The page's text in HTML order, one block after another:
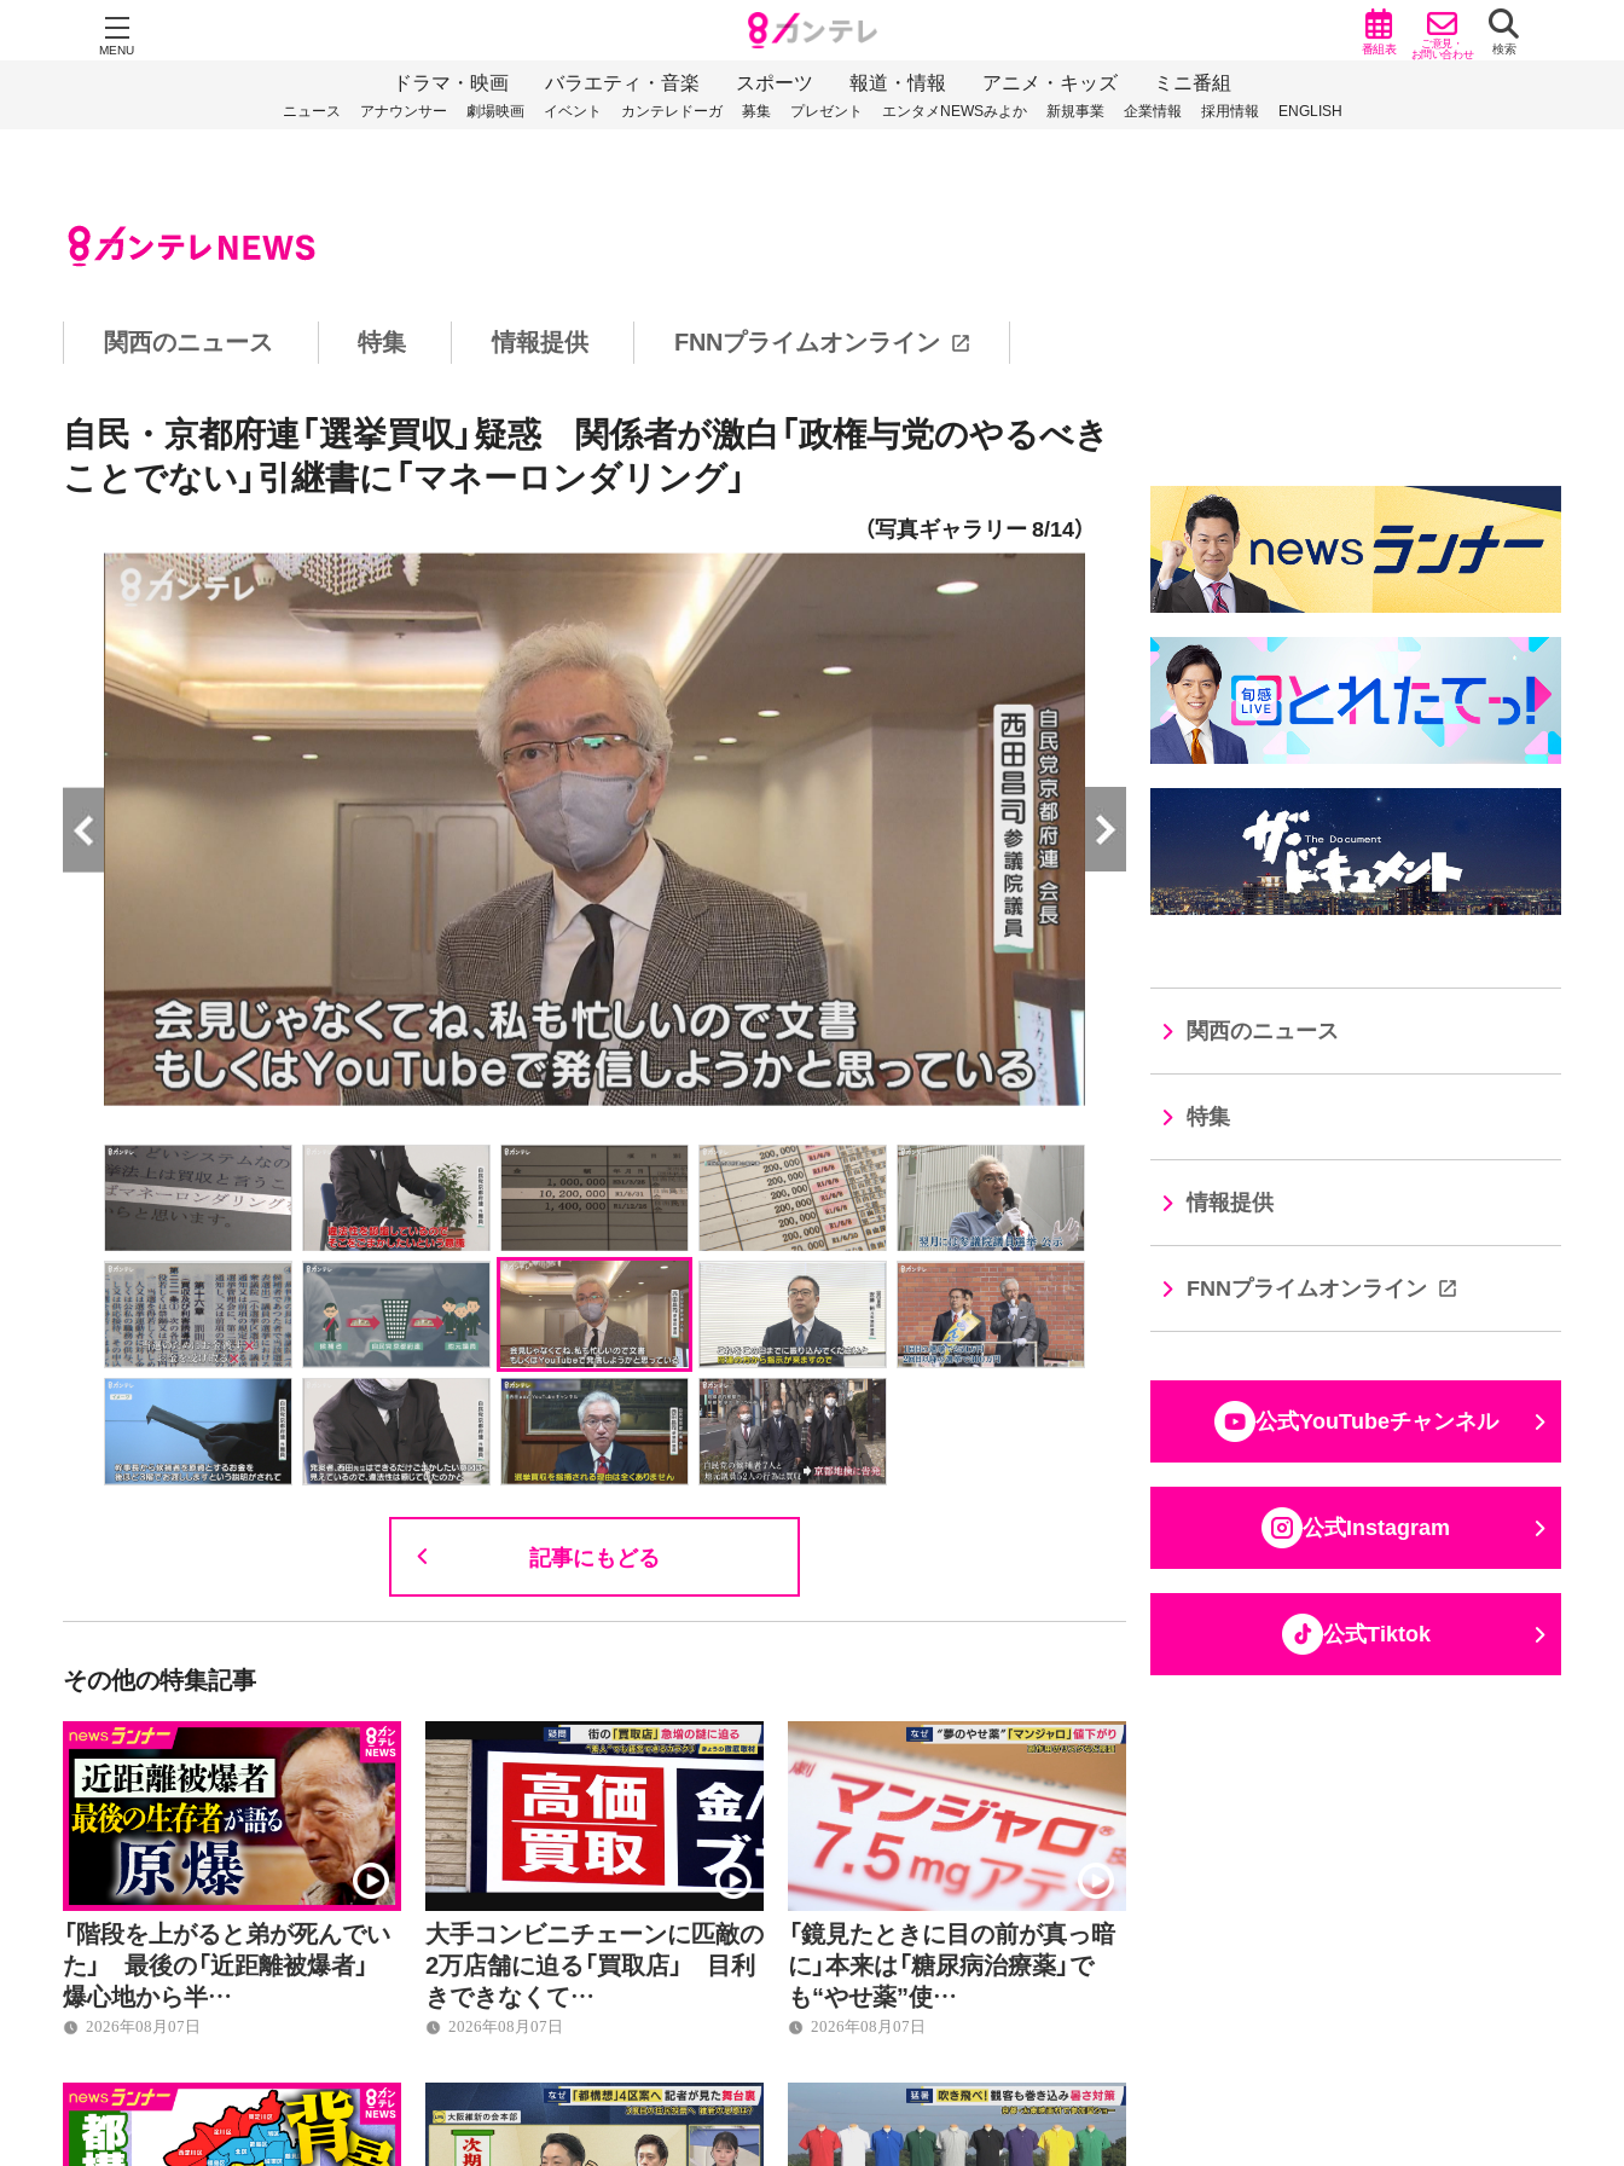
MENU 番組表 ご意見・
お問い合わせ 検索
ドラマ・映画 バラエティ・音楽 スポーツ 報道・情報 アニメ・キッズ ミニ番組
ニュース アナウンサー 劇場映画 イベント カンテレドーガ 募集 プレゼント エンタメNEWSみよか 新規事業 企業情報 採用情報 ENGLISH
関西のニュース 特集 情報提供 FNNプライムオンライン
自民・京都府連「選挙買収」疑惑 関係者が激白「政権与党のやるべき
ことでない」引継書に「マネーロンダリング」
（写真ギャラリー 8/14）
記事にもどる
その他の特集記事
「階段を上がると弟が死んでい
た」 最後の「近距離被爆者」
爆心地から半…
2026年08月07日
大手コンビニチェーンに匹敵の
2万店舗に迫る「買取店」 目利
きできなくて…
2026年08月07日
「鏡見たときに目の前が真っ暗
に」本来は「糖尿病治療薬」で
も“やせ薬”使…
2026年08月07日
関西のニュース
特集
情報提供
FNNプライムオンライン
公式YouTubeチャンネル
公式Instagram
公式Tiktok